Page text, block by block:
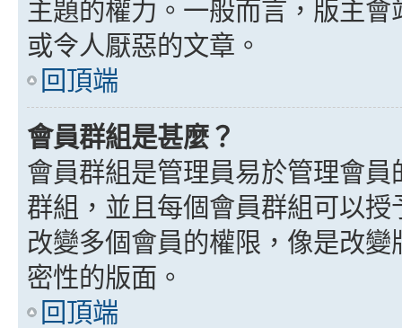
主題的權力。一般而言，版主
或令人厭惡的文章。
回頂端
會員群組是甚麼？
會員群組是管理員易於管理會
群組，並且每個會員群組可以
改變多個會員的權限，像是改
密性的版面。
回頂端